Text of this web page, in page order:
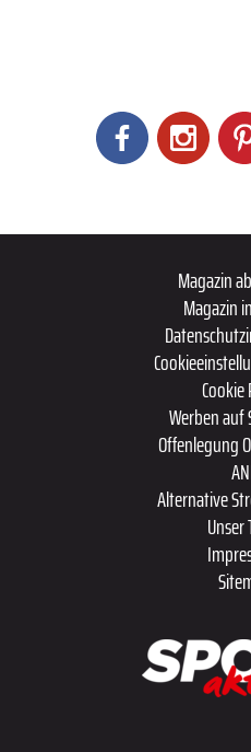
Magazin
Magazin
Werben auf
Offenlegung
Alternative
Unser